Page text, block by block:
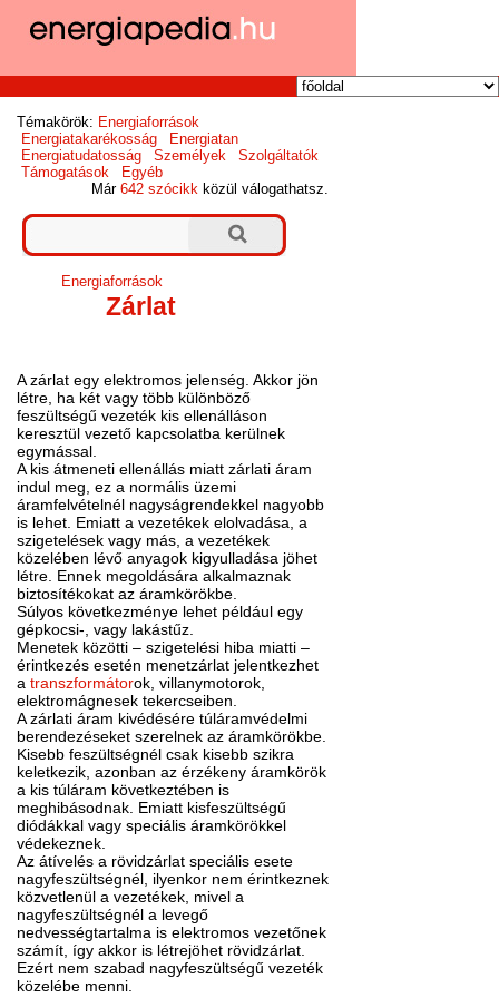
Témakörök: Energiaforrások
Energiatakarékosság
Energiatan
Energiatudatosság
Személyek
Szolgáltatók
Támogatások
Egyéb
Már642 szócikk közül válogathatsz.
Energiaforrások
Zárlat
A zárlat egy elektromos jelenség. Akkor jön
létre, ha két vagy több különböző
feszültségű vezeték kis ellenálláson
keresztül vezető kapcsolatba kerülnek
egymással.
A kis átmeneti ellenállás miatt zárlati áram
indul meg, ez a normális üzemi
áramfelvételnél nagyságrendekkel nagyobb
is lehet. Emiatt a vezetékek elolvadása, a
szigetelések vagy más, a vezetékek
közelében lévő anyagok kigyulladása jöhet
létre. Ennek megoldására alkalmaznak
biztosítékokat az áramkörökbe.
Súlyos következménye lehet például egy
gépkocsi-, vagy lakástűz.
Menetek közötti – szigetelési hiba miatti –
érintkezés esetén menetzárlat jelentkezhet
atranszformátorok, villanymotorok,
elektromágnesek tekercseiben.
A zárlati áram kivédésére túláramvédelmi
berendezéseket szerelnek az áramkörökbe.
Kisebb feszültségnél csak kisebb szikra
keletkezik, azonban az érzékeny áramkörök
a kis túláram következtében is
meghibásodnak. Emiatt kisfeszültségű
diódákkal vagy speciális áramkörökkel
védekeznek.
Az átívelés a rövidzárlat speciális esete
nagyfeszültségnél, ilyenkor nem érintkeznek
közvetlenül a vezetékek, mivel a
nagyfeszültségnél a levegő
nedvességtartalma is elektromos vezetőnek
számít, így akkor is létrejöhet rövidzárlat.
Ezért nem szabad nagyfeszültségű vezeték
közelébe menni.